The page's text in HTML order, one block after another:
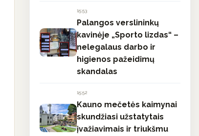
15:53
Palangos verslininkų
kavinėje „Sporto lizdas“ –
nelegalaus darbo ir
higienos pažeidimų
skandalas
15:52
Kauno mečetės kaimynai
skundžiasi užstatytais
įvažiavimais ir triukšmu